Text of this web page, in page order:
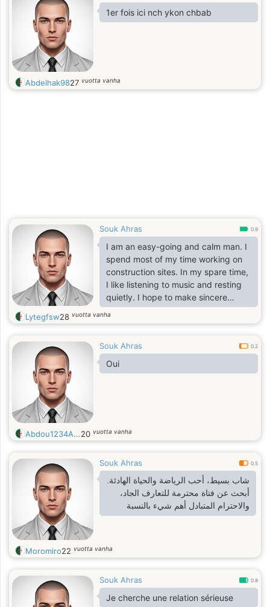
1er fois ici nch ykon chbab
Abdelhak9827 vuotta vanha
Souk Ahras 0.9
I am an easy-going and calm man. I
spend most of my time working on
construction sites. In my spare time,
I like listening to music and resting
quietly. I hope to make sincere
friends here.
Lytegfsw28 vuotta vanha
Souk Ahras 0.2
Oui
Abdou1234A...20 vuotta vanha
Souk Ahras 0.5
شاب بسيط، أحب الرياضة والحياة الهادئة.
أبحث عن فتاة محترمة للتعارف الجاد،
والاحترام المتبادل أهم شيء بالنسبة
Moromiro22 vuotta vanha
Souk Ahras 0.8
Je cherche une relation sérieuse